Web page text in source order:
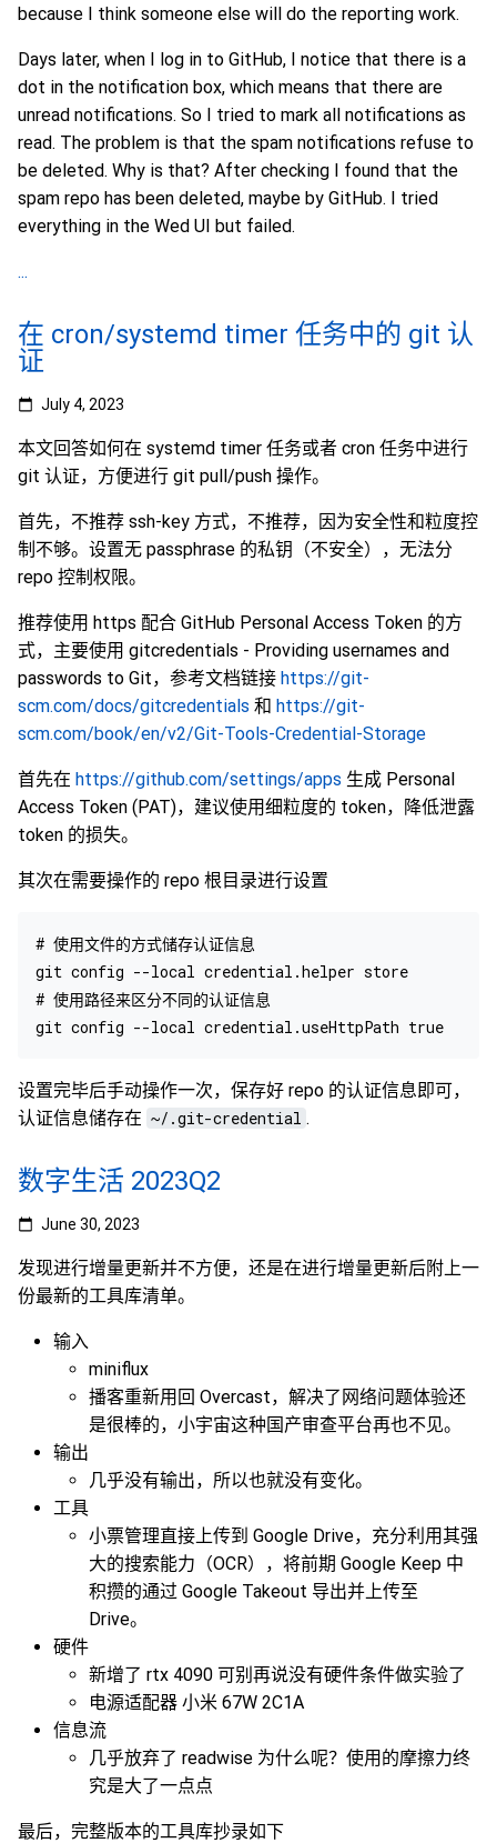
because I think someone else will do the reporting work.
Days later, when I log in to GitHub, I notice that there is a
dot in the notification box, which means that there are
unread notifications. So I tried to mark all notifications as
read. The problem is that the spam notifications refuse to
be deleted. Why is that? After checking I found that the
spam repo has been deleted, maybe by GitHub. I tried
everything in the Wed UI but failed.
...
在 cron/systemd timer 任务中的 git 认
证
July 4, 2023
本文回答如何在 systemd timer 任务或者 cron 任务中进行
git 认证，方便进行 git pull/push 操作。
首先，不推荐 ssh-key 方式，不推荐，因为安全性和粒度控
制不够。设置无 passphrase 的私钥（不安全），无法分
repo 控制权限。
推荐使用 https 配合 GitHub Personal Access Token 的方
式，主要使用 gitcredentials - Providing usernames and
passwords to Git，参考文档链接 https://git-
scm.com/docs/gitcredentials 和 https://git-
scm.com/book/en/v2/Git-Tools-Credential-Storage
首先在 https://github.com/settings/apps 生成 Personal
Access Token (PAT)，建议使用细粒度的 token，降低泄露
token 的损失。
其次在需要操作的 repo 根目录进行设置
# 使用文件的方式储存认证信息
git config --local credential.helper store
# 使用路径来区分不同的认证信息
设置完毕后手动操作一次，保存好 repo 的认证信息即可，
认证信息储存在 ~/.git-credential .
数字生活 2023Q2
June 30, 2023
发现进行增量更新并不方便，还是在进行增量更新后附上一
份最新的工具库清单。
输入
miniflux
播客重新用回 Overcast，解决了网络问题体验还
是很棒的，小宇宙这种国产审查平台再也不见。
输出
几乎没有输出，所以也就没有变化。
工具
小票管理直接上传到 Google Drive，充分利用其强
大的搜索能力（OCR），将前期 Google Keep 中
积攒的通过 Google Takeout 导出并上传至
Drive。
硬件
新增了 rtx 4090 可别再说没有硬件条件做实验了
电源适配器 小米 67W 2C1A
信息流
几乎放弃了 readwise 为什么呢？使用的摩擦力终
究是大了一点点
最后，完整版本的工具库抄录如下